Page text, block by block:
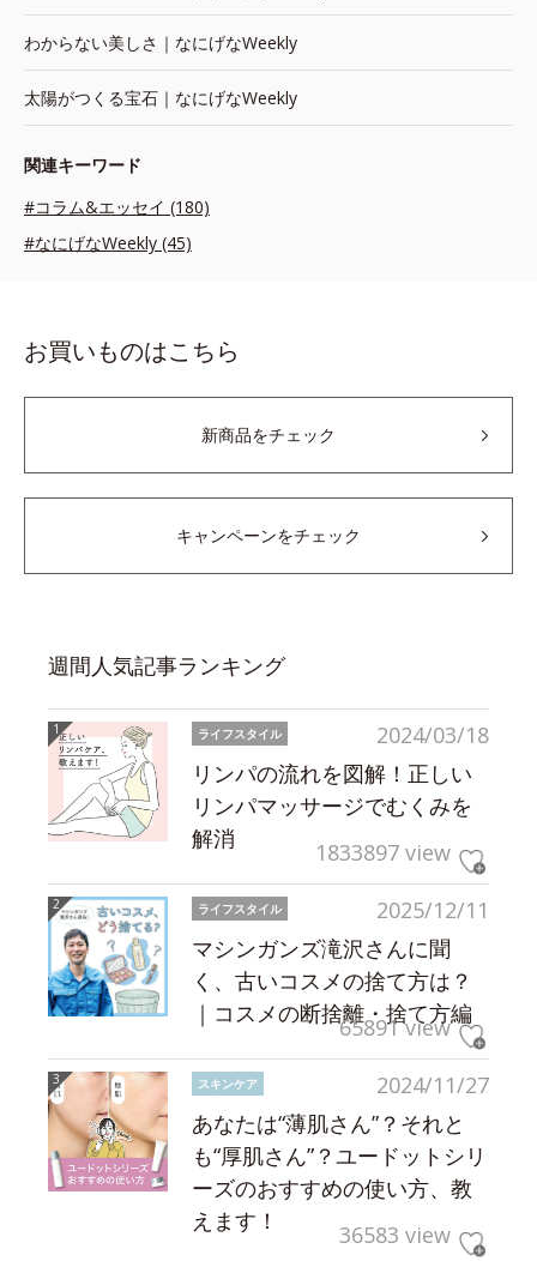
わからない美しさ｜なにげなWeekly
太陽がつくる宝石｜なにげなWeekly
関連キーワード
#コラム&エッセイ (180)
#なにげなWeekly (45)
お買いものはこちら
新商品をチェック
キャンペーンをチェック
週間人気記事ランキング
2024/03/18
ライフスタイル
リンパの流れを図解！正しい
リンパマッサージでむくみを
解消
1833897 view
2025/12/11
ライフスタイル
マシンガンズ滝沢さんに聞
く、古いコスメの捨て方は？
｜コスメの断捨離・捨て方編
65891 view
2024/11/27
スキンケア
あなたは“薄肌さん”？それと
も“厚肌さん”？ユードットシリ
ーズのおすすめの使い方、教
えます！
36583 view